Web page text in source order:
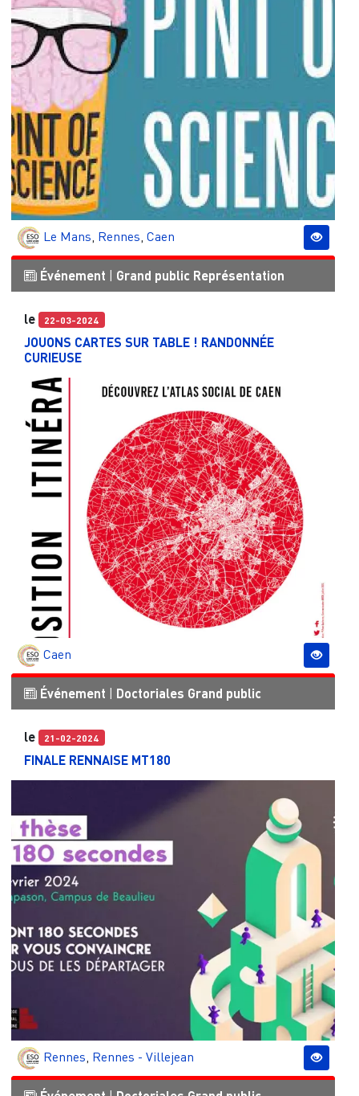
Le Mans Rennes Caen
Événement Grand public Représentation
le 22-03-2024
JOUONS CARTES SUR TABLE ! RANDONNÉE
CURIEUSE
Caen
Événement Doctoriales Grand public
le 21-02-2024
FINALE RENNAISE MT180
Rennes, Rennes - Villejean